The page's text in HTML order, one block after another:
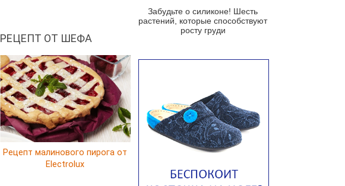
РЕЦЕПТ ОТ ШЕФА
Рецепт малинового пирога от
Electrolux
из рукколы
Португальский чесночный суп с
Ирландский картофельный суп
Суп из пастернака
Пряный морковный суп во время
зимних холодов
Американский суп из красной
Забудьте о силиконе! Шесть
растений, которые способствуют
росту груди